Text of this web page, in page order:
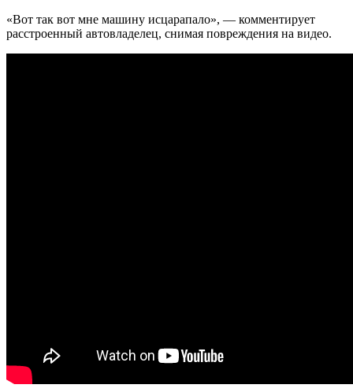
«Вот так вот мне машину исцарапало», — комментирует
расстроенный автовладелец, снимая повреждения на видео.